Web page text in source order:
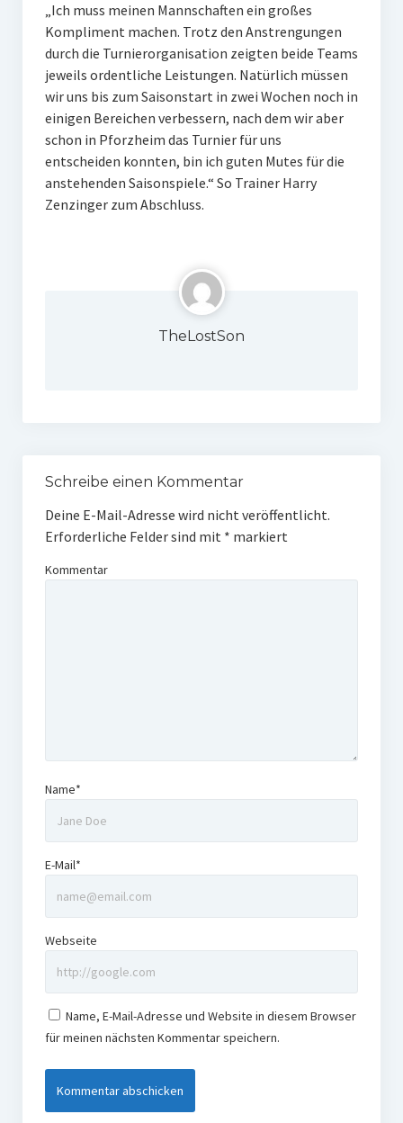
„Ich muss meinen Mannschaften ein großes
Kompliment machen. Trotz den Anstrengungen
durch die Turnierorganisation zeigten beide Teams
jeweils ordentliche Leistungen. Natürlich müssen
wir uns bis zum Saisonstart in zwei Wochen noch in
einigen Bereichen verbessern, nach dem wir aber
schon in Pforzheim das Turnier für uns
entscheiden konnten, bin ich guten Mutes für die
anstehenden Saisonspiele.“ So Trainer Harry
Zenzinger zum Abschluss.
TheLostSon
Schreibe einen Kommentar
Deine E-Mail-Adresse wird nicht veröffentlicht.
Erforderliche Felder sind mit * markiert
Kommentar
Name*
E-Mail*
Webseite
Name, E-Mail-Adresse und Website in diesem Browser
für meinen nächsten Kommentar speichern.